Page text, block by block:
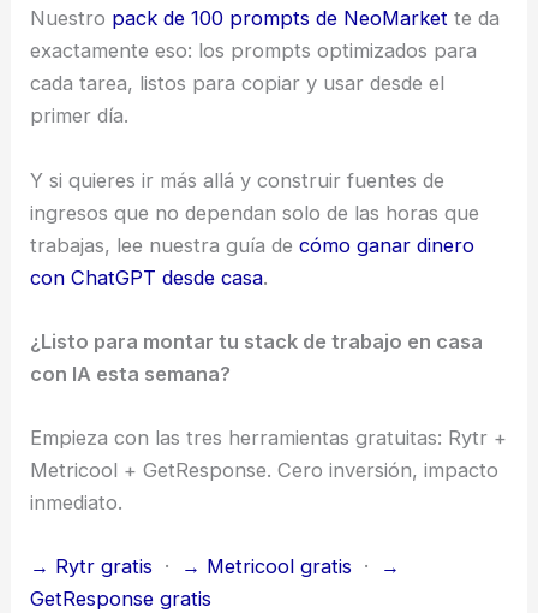
Nuestro pack de 100 prompts de NeoMarket te da
exactamente eso: los prompts optimizados para
cada tarea, listos para copiar y usar desde el
primer día.
Y si quieres ir más allá y construir fuentes de
ingresos que no dependan solo de las horas que
trabajas, lee nuestra guía decómo ganar dinero
con ChatGPT desde casa.
¿Listo para montar tu stack de trabajo en casa
con IA esta semana?
Empieza con las tres herramientas gratuitas: Rytr +
Metricool + GetResponse. Cero inversión, impacto
inmediato.
→ Rytr gratis · → Metricool gratis ·
→
GetResponse gratis